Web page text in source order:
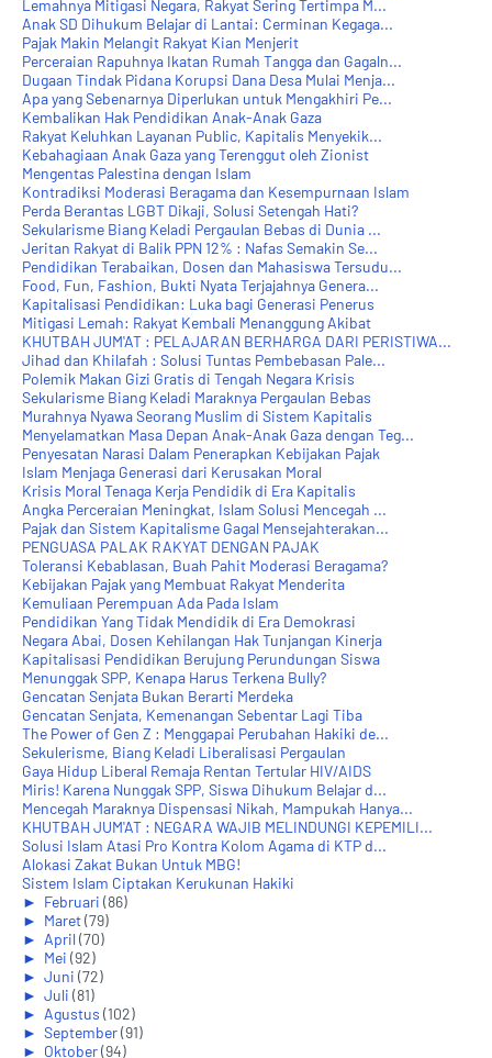
Lemahnya Mitigasi Negara, Rakyat Sering Tertimpa M...
Anak SD Dihukum Belajar di Lantai: Cerminan Kegaga...
Pajak Makin Melangit Rakyat Kian Menjerit
Perceraian Rapuhnya Ikatan Rumah Tangga dan Gagaln...
Dugaan Tindak Pidana Korupsi Dana Desa Mulai Menja...
Apa yang Sebenarnya Diperlukan untuk Mengakhiri Pe...
Kembalikan Hak Pendidikan Anak-Anak Gaza
Rakyat Keluhkan Layanan Public, Kapitalis Menyekik...
Kebahagiaan Anak Gaza yang Terenggut oleh Zionist
Mengentas Palestina dengan Islam
Kontradiksi Moderasi Beragama dan Kesempurnaan Islam
Perda Berantas LGBT Dikaji, Solusi Setengah Hati?
Sekularisme Biang Keladi Pergaulan Bebas di Dunia ...
Jeritan Rakyat di Balik PPN 12% : Nafas Semakin Se...
Pendidikan Terabaikan, Dosen dan Mahasiswa Tersudu...
Food, Fun, Fashion, Bukti Nyata Terjajahnya Genera...
Kapitalisasi Pendidikan: Luka bagi Generasi Penerus
Mitigasi Lemah: Rakyat Kembali Menanggung Akibat
KHUTBAH JUM'AT : PELAJARAN BERHARGA DARI PERISTIWA...
Jihad dan Khilafah : Solusi Tuntas Pembebasan Pale...
Polemik Makan Gizi Gratis di Tengah Negara Krisis
Sekularisme Biang Keladi Maraknya Pergaulan Bebas
Murahnya Nyawa Seorang Muslim di Sistem Kapitalis
Menyelamatkan Masa Depan Anak-Anak Gaza dengan Teg...
Penyesatan Narasi Dalam Penerapkan Kebijakan Pajak
Islam Menjaga Generasi dari Kerusakan Moral
Krisis Moral Tenaga Kerja Pendidik di Era Kapitalis
Angka Perceraian Meningkat, Islam Solusi Mencegah ...
Pajak dan Sistem Kapitalisme Gagal Mensejahterakan...
PENGUASA PALAK RAKYAT DENGAN PAJAK
Toleransi Kebablasan, Buah Pahit Moderasi Beragama?
Kebijakan Pajak yang Membuat Rakyat Menderita
Kemuliaan Perempuan Ada Pada Islam
Pendidikan Yang Tidak Mendidik di Era Demokrasi
Negara Abai, Dosen Kehilangan Hak Tunjangan Kinerja
Kapitalisasi Pendidikan Berujung Perundungan Siswa
Menunggak SPP, Kenapa Harus Terkena Bully?
Gencatan Senjata Bukan Berarti Merdeka
Gencatan Senjata, Kemenangan Sebentar Lagi Tiba
The Power of Gen Z : Menggapai Perubahan Hakiki de...
Sekulerisme, Biang Keladi Liberalisasi Pergaulan
Gaya Hidup Liberal Remaja Rentan Tertular HIV/AIDS
Miris! Karena Nunggak SPP, Siswa Dihukum Belajar d...
Mencegah Maraknya Dispensasi Nikah, Mampukah Hanya...
KHUTBAH JUM'AT : NEGARA WAJIB MELINDUNGI KEPEMILI...
Solusi Islam Atasi Pro Kontra Kolom Agama di KTP d...
Alokasi Zakat Bukan Untuk MBG!
Sistem Islam Ciptakan Kerukunan Hakiki
► Februari (86)
► Maret(79)
► April(70)
► Mei (92)
► Juni (72)
► Juli (81)
► Agustus (102)
► September(91)
► Oktober(94)